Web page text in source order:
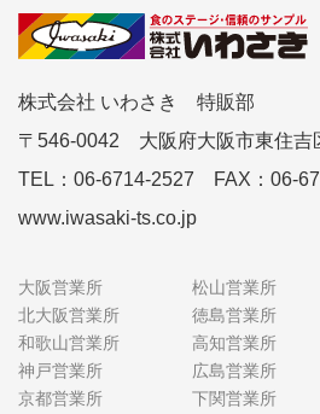
株式会社 いわさき 特販部
〒546-0042 大阪府大阪市東住吉
TEL：06-6714-2527 FAX：06-
www.iwasaki-ts.co.jp
大阪営業所
北大阪営業所
和歌山営業所
神戸営業所
京都営業所
松山営業所
徳島営業所
高知営業所
広島営業所
下関営業所